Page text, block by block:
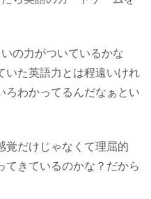
の力がついているかな
いた英語力とは程遠いけれ
ろわかってるんだなぁとい
覚だけじゃなくて理屈的
てきているのかな？だから